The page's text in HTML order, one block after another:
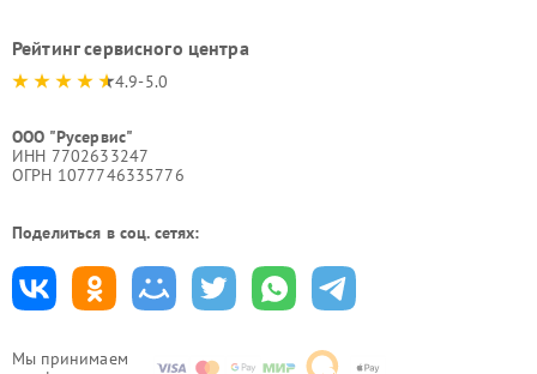
Мы принимаем
Рейтинг сервисного центра
4.9-5.0
ООО "Русервис"
ИНН 7702633247
ОГРН 1077746335776
Поделиться в соц. сетях: